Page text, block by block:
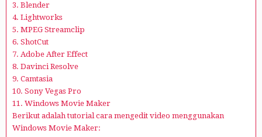
3. Blender
4. Lightworks
5. MPEG Streamclip
6. ShotCut
7. Adobe After Effect
8. Davinci Resolve
9. Camtasia
10. Sony Vegas Pro
11. Windows Movie Maker
Berikut adalah tutorial cara mengedit video menggunakan
Windows Movie Maker: